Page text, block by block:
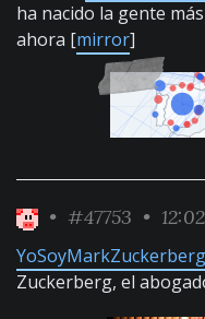
ha nacido la gente
ahora [mirror]
• #47753 •
YoSoyMarkZuckerberg
Zuckerberg, el